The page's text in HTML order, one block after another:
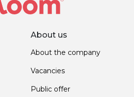
About us
About the company
Vacancies
Public offer